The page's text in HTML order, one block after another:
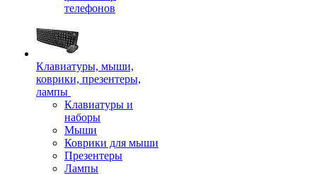
телефонов
Клавиатуры, мыши,
коврики, презентеры,
лампы
Клавиатуры и
наборы
Мыши
Коврики для мыши
Презентеры
Лампы